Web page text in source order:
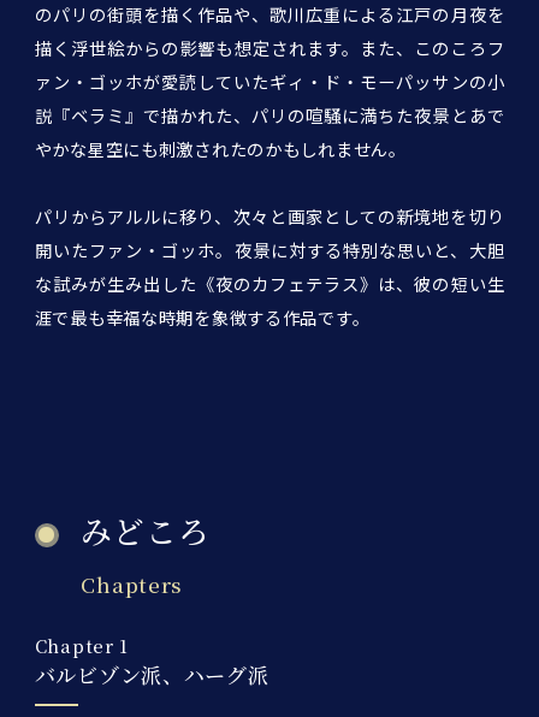
のパリの街頭を描く作品や、歌川広重による江戸の月夜を
描く浮世絵からの影響も想定されます。また、このころフ
ァン・ゴッホが愛読していたギィ・ド・モーパッサンの小
説『ベラミ』で描かれた、パリの喧騒に満ちた夜景とあで
やかな星空にも刺激されたのかもしれません。
パリからアルルに移り、次々と画家としての新境地を切り
開いたファン・ゴッホ。夜景に対する特別な思いと、大胆
な試みが生み出した《夜のカフェテラス》は、彼の短い生
涯で最も幸福な時期を象徴する作品です。
みどころ
Chapters
Chapter 1
バルビゾン派、ハーグ派